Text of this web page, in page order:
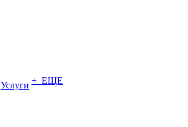
Услуги + ЕЩЕ